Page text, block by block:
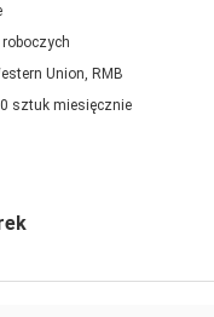
Union, RMB
sztuk miesięcznie